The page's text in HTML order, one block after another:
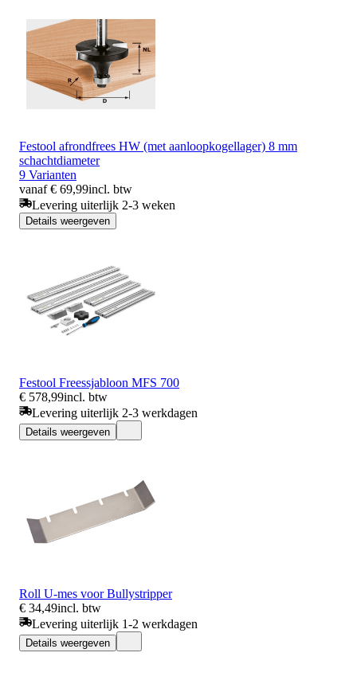
Festool afrondfrees HW (met aanloopkogellager) 8 mm
schachtdiameter
9 Varianten
vanaf € 69,99incl. btw
Levering uiterlijk 2-3 weken
Details weergeven
Festool Freessjabloon MFS 700
€ 578,99incl. btw
Levering uiterlijk 2-3 werkdagen
Details weergeven
Roll U-mes voor Bullystripper
€ 34,49incl. btw
Levering uiterlijk 1-2 werkdagen
Details weergeven